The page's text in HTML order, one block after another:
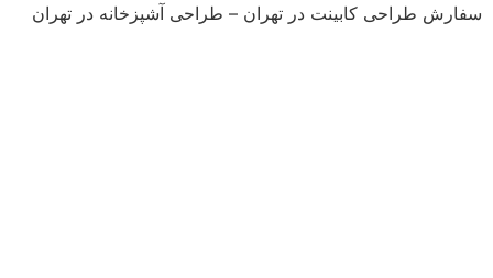
سفارش طراحی کابینت در تهران – طراحی آشپزخانه در تهران